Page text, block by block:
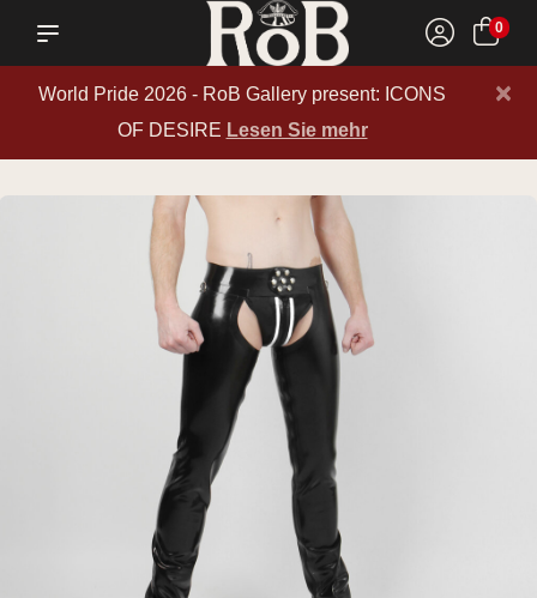
0
World Pride 2026 - RoB Gallery present: ICONS
OF DESIRE Lesen Sie mehr
×